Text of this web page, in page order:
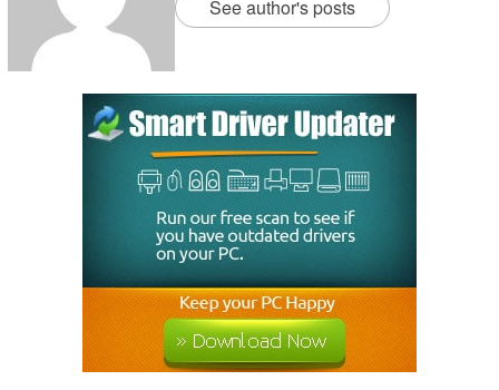
See author's posts